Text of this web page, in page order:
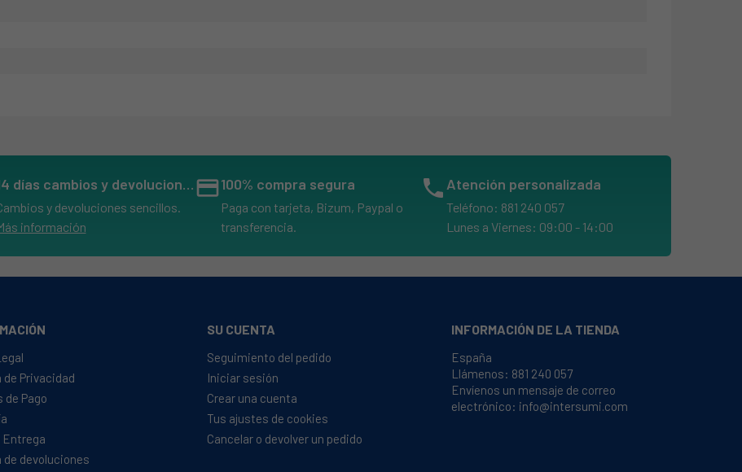
14 días cambios y devoluciones
y devoluciones sencillos.
información
credit_card100% compra segura
Paga con tarjeta, Bizum, Paypal o
transferencia.
phone Atención personalizada
Teléfono: 881 240 057
Lunes a Viernes: 09:00 - 14:00
de Privacidad
de Pago
Entrega
de devoluciones
SU CUENTA
Seguimiento del pedido
Iniciar sesión
Crear una cuenta
Tus ajustes de cookies
Cancelar o devolver un pedido
INFORMACIÓN DE LA TIENDA
España
Llámenos: 881 240 057
Envíenos un mensaje de correo
electrónico: info@intersumi.com